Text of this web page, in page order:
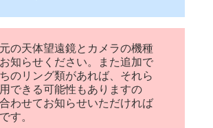
の天体望遠鏡とカメラの機種
知らせください。また追加で
のリング類があれば、それら
できる可能性もありますの
わせてお知らせいただければ
す。